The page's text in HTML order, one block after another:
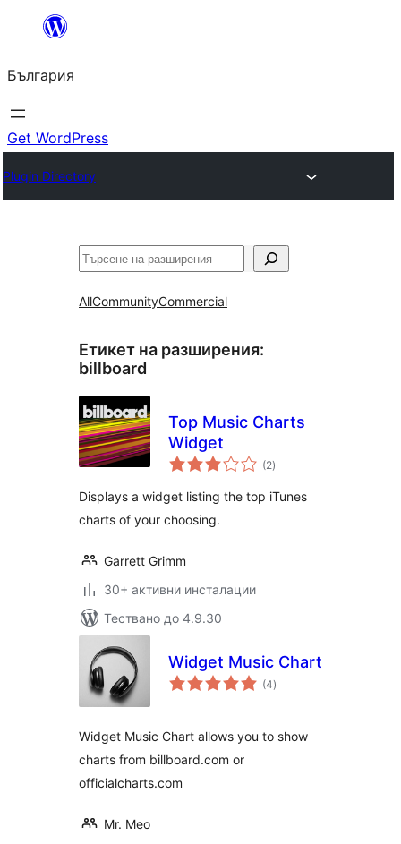
България
Get WordPress
Plugin Directory
Търсене
AllCommunityCommercial
Етикет на разширения:
billboard
Top Music Charts
Widget
(2общо
оценки
)
Displays a widget listing the top iTunes
charts of your choosing.
Garrett Grimm
30+ активни инсталации
Тествано до 4.9.30
Widget Music Chart
(4общо
оценки
)
Widget Music Chart allows you to show
charts from billboard.com or
officialcharts.com
Mr. Meo